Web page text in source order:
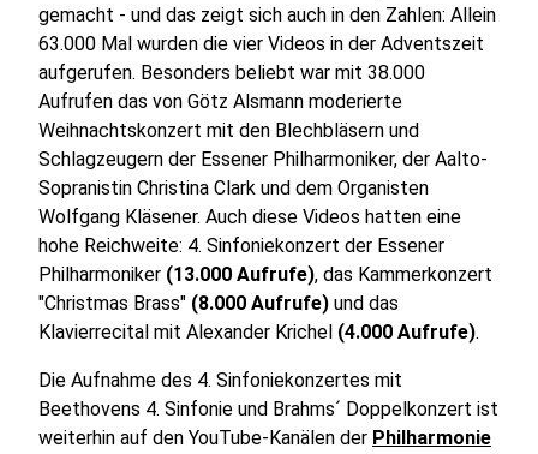
gemacht - und das zeigt sich auch in den Zahlen: Allein
63.000 Mal wurden die vier Videos in der Adventszeit
aufgerufen. Besonders beliebt war mit 38.000
Aufrufen das von Götz Alsmann moderierte
Weihnachtskonzert mit den Blechbläsern und
Schlagzeugern der Essener Philharmoniker, der Aalto-
Sopranistin Christina Clark und dem Organisten
Wolfgang Kläsener. Auch diese Videos hatten eine
hohe Reichweite: 4. Sinfoniekonzert der Essener
Philharmoniker (13.000 Aufrufe), das Kammerkonzert
"Christmas Brass" (8.000 Aufrufe) und das
Klavierrecital mit Alexander Krichel (4.000 Aufrufe).
Die Aufnahme des 4. Sinfoniekonzertes mit
Beethovens 4. Sinfonie und Brahms´ Doppelkonzert ist
weiterhin auf den YouTube-Kanälen der Philharmonie